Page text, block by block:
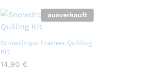
ausverkauft
Snowdrops Frames Quilling
Kit
14,90 €
14,90 €